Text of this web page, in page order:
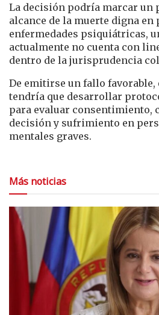
La decisión podría marcar un
alcance de la muerte digna en
enfermedades psiquiátricas,
actualmente no cuenta con
dentro de la jurisprudencia
De emitirse un fallo favorable,
tendría que desarrollar
para evaluar consentimiento,
decisión y sufrimiento en
mentales graves.
Más noticias